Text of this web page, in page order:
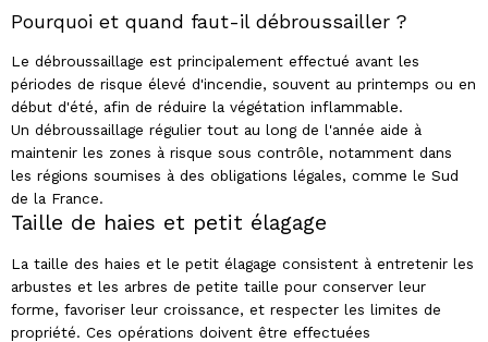
Pourquoi et quand faut-il débroussailler ?
Le débroussaillage est principalement effectué avant les
périodes de risque élevé d'incendie, souvent au printemps ou en
début d'été, afin de réduire la végétation inflammable.
Un débroussaillage régulier tout au long de l'année aide à
maintenir les zones à risque sous contrôle, notamment dans
les régions soumises à des obligations légales, comme le Sud
de la France.
Taille de haies et petit élagage
La taille des haies et le petit élagage consistent à entretenir les
arbustes et les arbres de petite taille pour conserver leur
forme, favoriser leur croissance, et respecter les limites de
propriété. Ces opérations doivent être effectuées